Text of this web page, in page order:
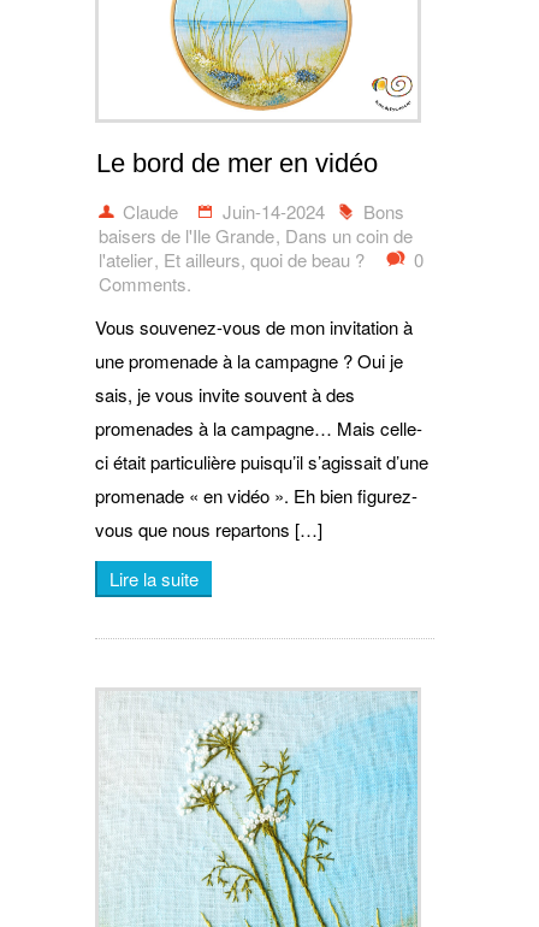
Le bord de mer en vidéo
Claude Juin-14-2024
Bons
baisers de l'Ile Grande, Dans un coin de
l'atelier, Et ailleurs, quoi de beau ?
0
Comments.
Vous souvenez-vous de mon invitation à
une promenade à la campagne ? Oui je
sais, je vous invite souvent à des
promenades à la campagne… Mais celle-
ci était particulière puisqu’il s’agissait d’une
promenade « en vidéo ». Eh bien figurez-
vous que nous repartons […]
Lire la suite